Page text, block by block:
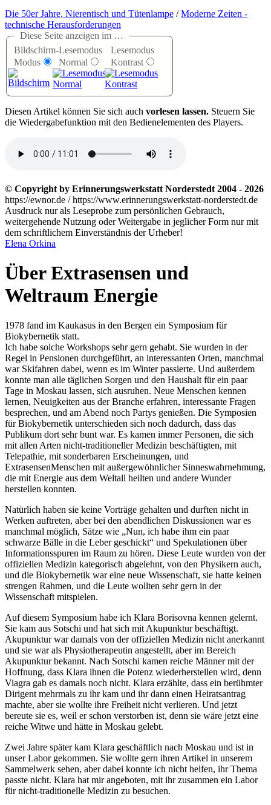
Die 50er Jahre, Nierentisch und Tütenlampe /Moderne Zeiten -
technische Herausforderungen
Diese Seite anzeigen im …
Bildschirm-
Modus
Lesemodus
Normal
Lesemodus
Kontrast
Diesen Artikel können Sie sich auch vorlesen lassen. Steuern Sie
die Wiedergabefunktion mit den Bedienelementen des Players.
© Copyright by Erinnerungswerkstatt Norderstedt 2004 - 2026
https://ewnor.de / https://www.erinnerungswerkstatt-norderstedt.de
Ausdruck nur als Leseprobe zum persönlichen Gebrauch,
weitergehende Nutzung oder Weitergabe in jeglicher Form nur mit
dem schriftlichem Einverständnis der Urheber!
Elena Orkina
Über Extrasensen und
Weltraum Energie
1978 fand im Kaukasus in den Bergen ein Symposium für
Biokybernetik statt.
Ich habe solche Workshops sehr gern gehabt. Sie wurden in der
Regel in Pensionen durchgeführt, an interessanten Orten, manchmal
war Skifahren dabei, wenn es im Winter passierte. Und außerdem
konnte man alle täglichen Sorgen und den Haushalt für ein paar
Tage in Moskau lassen, sich ausruhen. Neue Menschen kennen
lernen, Neuigkeiten aus der Branche erfahren, interessante Fragen
besprechen, und am Abend noch Partys genießen. Die Symposien
für Biokybernetik unterschieden sich noch dadurch, dass das
Publikum dort sehr bunt war. Es kamen immer Personen, die sich
mit allen Arten nicht-traditioneller Medizin beschäftigten, mit
Telepathie, mit sonderbaren Erscheinungen, und
ExtrasensenMenschen mit außergewöhnlicher Sinneswahrnehmung,
die mit Energie aus dem Weltall heilten und andere Wunder
herstellen konnten.
Natürlich haben sie keine Vorträge gehalten und durften nicht in
Werken auftreten, aber bei den abendlichen Diskussionen war es
manchmal möglich, Sätze wie
Nun, ich habe ihm ein paar
schwarze Bälle in die Leber geschickt
und Spekulationen über
Informationsspuren im Raum zu hören. Diese Leute wurden von der
offiziellen Medizin kategorisch abgelehnt, von den Physikern auch,
und die Biokybernetik war eine neue Wissenschaft, sie hatte keinen
strengen Rahmen, und die Leute wollten sehr gern in der
Wissenschaft mitspielen.
Auf diesem Symposium habe ich Klara Borisovna kennen gelernt.
Sie kam aus Sotschi und hat sich mit Akupunktur beschäftigt.
Akupunktur war damals von der offiziellen Medizin nicht anerkannt
und sie war als Physiotherapeutin angestellt, aber im Bereich
Akupunktur bekannt. Nach Sotschi kamen reiche Männer mit der
Hoffnung, dass Klara ihnen die Potenz wiederherstellen wird, denn
Viagra gab es damals noch nicht. Klara erzählte, dass ein berühmter
Dirigent mehrmals zu ihr kam und ihr dann einen Heiratsantrag
machte, aber sie wollte ihre Freiheit nicht verlieren. Und jetzt
bereute sie es, weil er schon verstorben ist, denn sie wäre jetzt eine
reiche Witwe und hätte in Moskau gelebt.
Zwei Jahre später kam Klara geschäftlich nach Moskau und ist in
unser Labor gekommen. Sie wollte gern ihren Artikel in unserem
Sammelwerk sehen, aber dabei konnte ich nicht helfen, ihr Thema
passte nicht. Klara hat mir angeboten, mit ihr zusammen ein Labor
für nicht-traditionelle Medizin zu besuchen.